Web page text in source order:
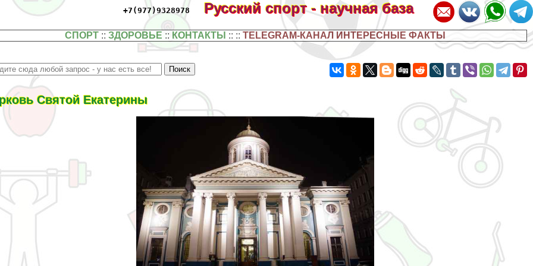
+7(977)9328978 Русский спорт - научная база
СПОРТ ::ЗДОРОВЬЕ :: КОНТАКТЫ :: ::TELEGRAM-КАНАЛ ИНТЕРЕСНЫЕ ФАКТЫ
Святой Екатерины